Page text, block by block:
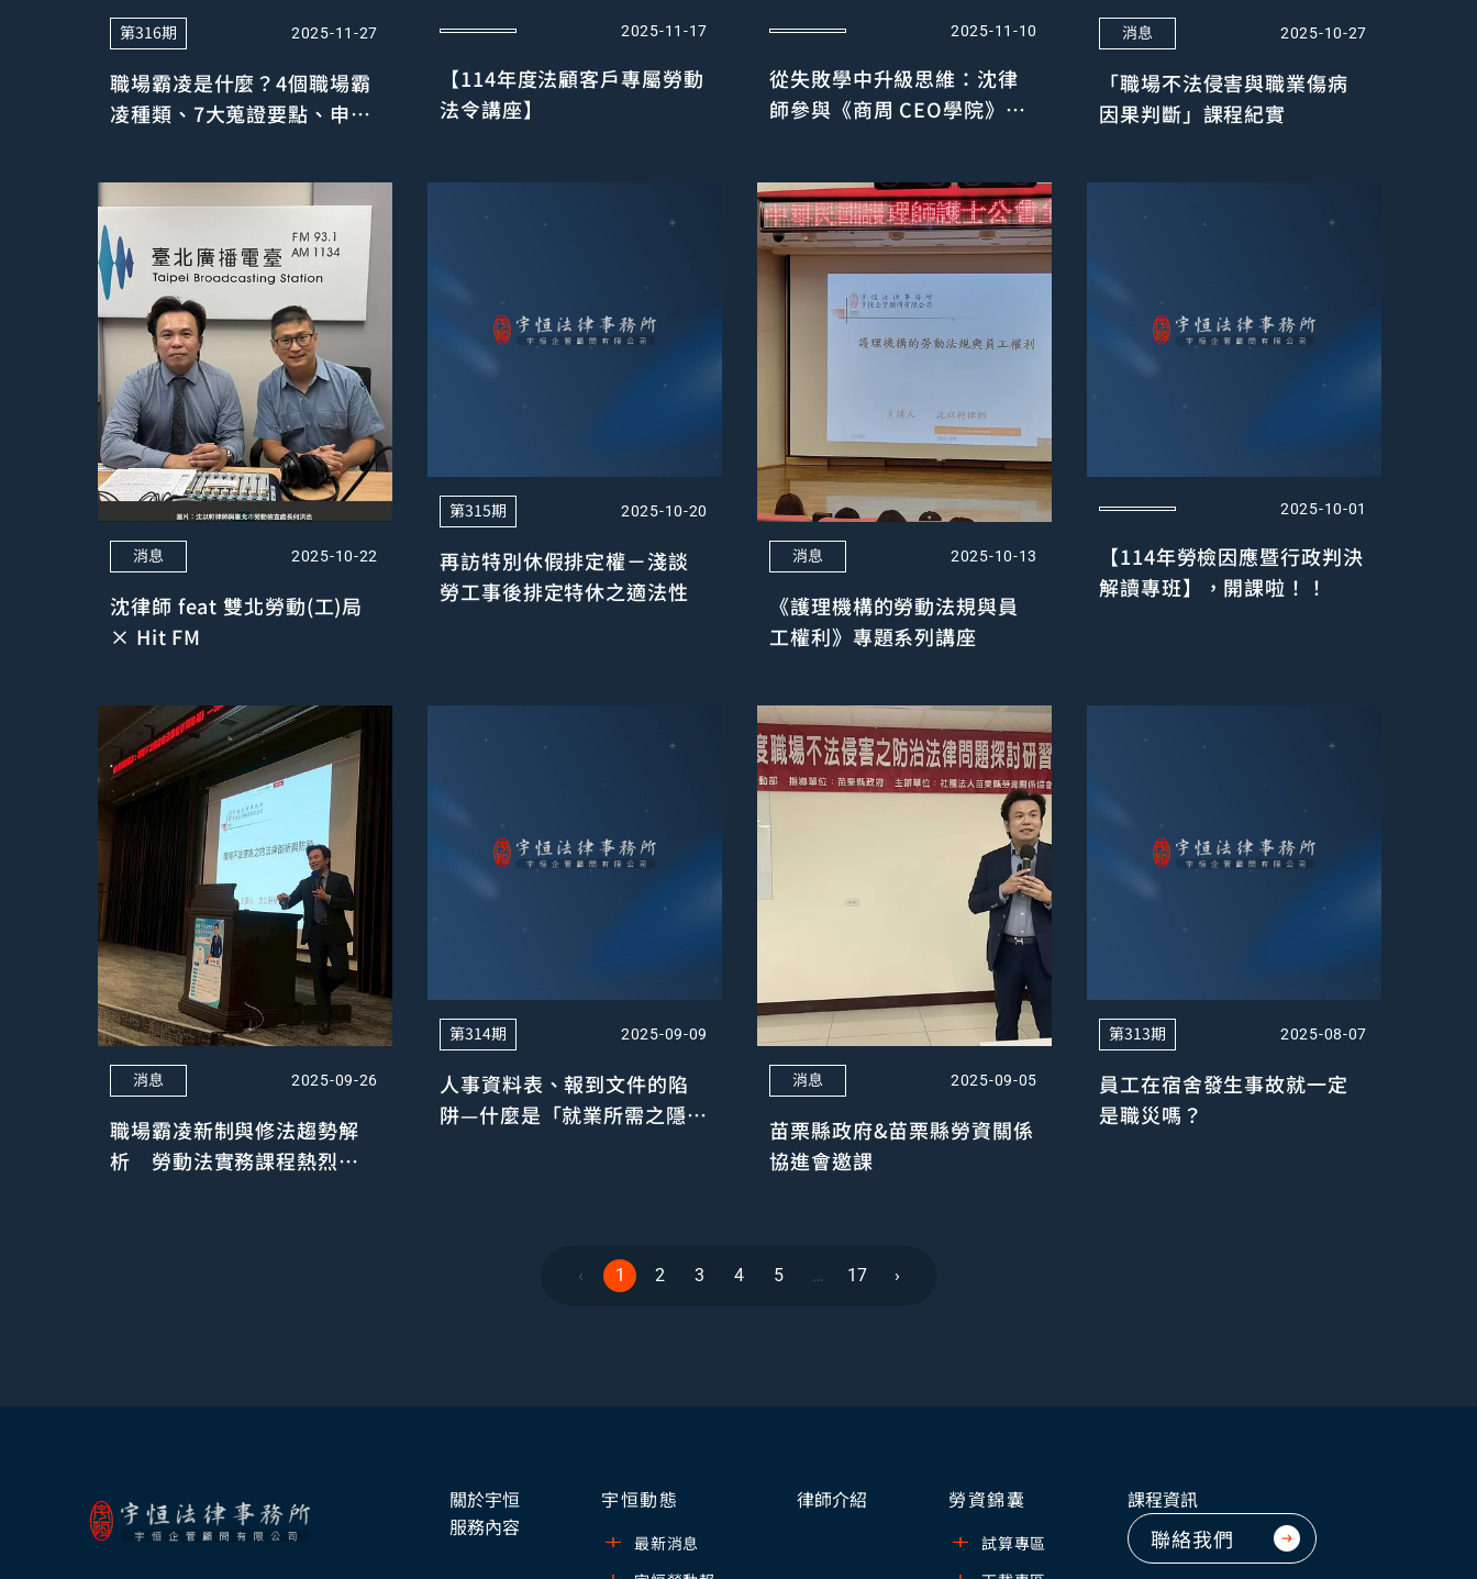
第316期 2025-11-27
職場霸凌是什麼？4個職場霸
凌種類、7大蒐證要點、申訴
2025-11-17
【114年度法顧客戶專屬勞動
法令講座】
2025-11-10
從失敗學中升級思維：沈律
師參與《商周 CEO學院》共
消息 2025-10-27
「職場不法侵害與職業傷病
因果判斷」課程紀實
消息 2025-10-22
沈律師 feat 雙北勞動(工)局
× Hit FM
第315期 2025-10-20
再訪特別休假排定權－淺談
勞工事後排定特休之適法性
消息 2025-10-13
《護理機構的勞動法規與員
工權利》專題系列講座
2025-10-01
【114年勞檢因應暨行政判決
解讀專班】，開課啦！！
消息 2025-09-26
職場霸凌新制與修法趨勢解
析 勞動法實務課程熱烈登
第314期 2025-09-09
人事資料表、報到文件的陷
阱—什麼是「就業所需之隱私
消息 2025-09-05
苗栗縣政府&苗栗縣勞資關係
協進會邀課
第313期 2025-08-07
員工在宿舍發生事故就一定
是職災嗎？
‹ 1 2 3 4 5 … 17 ›
關於宇恒
服務內容
宇恒動態
最新消息
律師介紹 勞資錦囊
試算專區
課程資訊
聯絡我們